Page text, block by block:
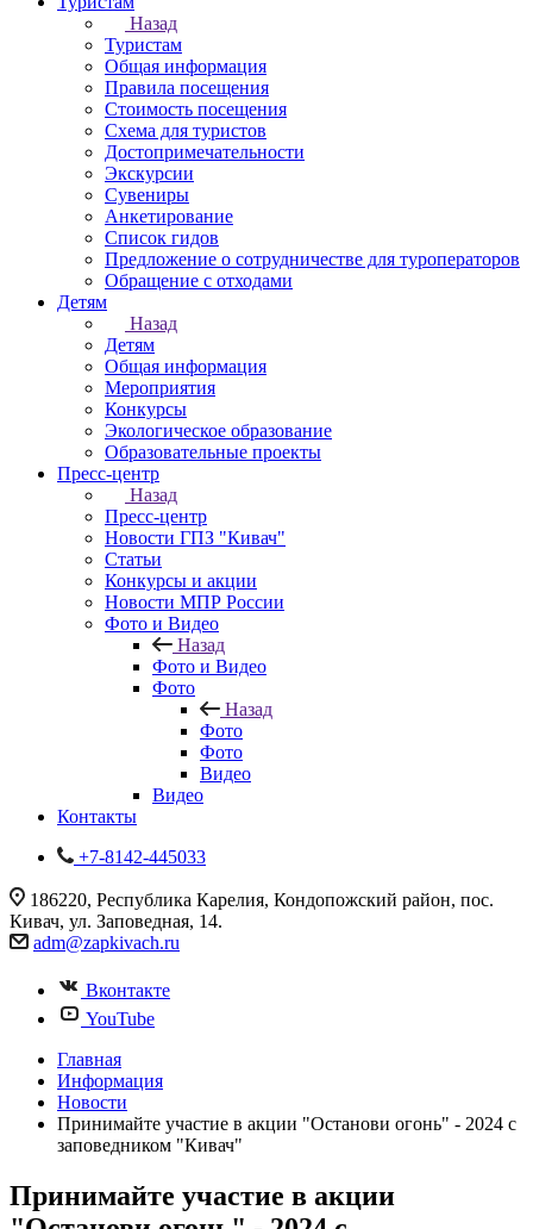
Назад
Туристам
Общая информация
Правила посещения
Стоимость посещения
Схема для туристов
Достопримечательности
Экскурсии
Сувениры
Анкетирование
Список гидов
Предложение о сотрудничестве для туроператоров
Обращение с отходами
Детям
Назад
Детям
Общая информация
Мероприятия
Конкурсы
Экологическое образование
Образовательные проекты
Пресс-центр
Назад
Пресс-центр
Новости ГПЗ "Кивач"
Статьи
Конкурсы и акции
Новости МПР России
Фото и Видео
Назад
Фото и Видео
Фото
Назад
Фото
Фото
Видео
Видео
Контакты
+7-8142-445033
186220, Республика Карелия, Кондопожский район, пос.
Кивач, ул. Заповедная, 14.
adm@zapkivach.ru
Вконтакте
YouTube
Главная
Информация
Новости
Принимайте участие в акции "Останови огонь" - 2024 с
заповедником "Кивач"
Принимайте участие в акции